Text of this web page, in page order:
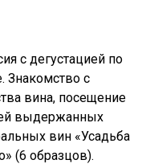
с дегустацией по
Знакомство с
вина, посещение
выдержанных
вин «Усадьба
(6 образцов).